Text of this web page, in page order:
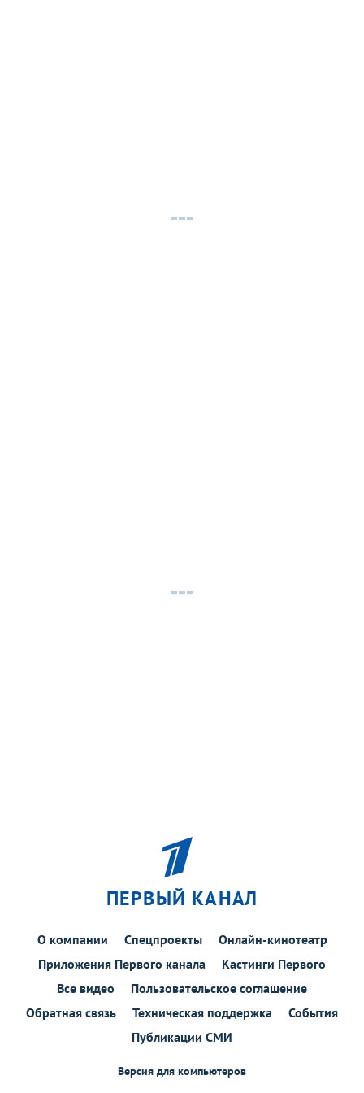
ПЕРВЫЙ КАНАЛ
О компании Спецпроекты
Онлайн-кинотеатр
Приложения Первого канала
Кастинги Первого
Все видео
Пользовательское соглашение
Обратная связь
Техническая поддержка
События
Публикации СМИ
Версия для компьютеров